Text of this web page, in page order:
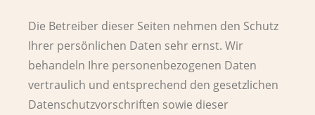
Die Betreiber dieser Seiten nehmen den Schutz
Ihrer persönlichen Daten sehr ernst. Wir
behandeln Ihre personenbezogenen Daten
vertraulich und entsprechend den gesetzlichen
Datenschutzvorschriften sowie dieser